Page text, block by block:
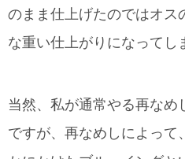
のまま仕上げたのではオス
な重い仕上がりになってし
当然、私が通常やる再なめ
ですが、再なめしによって